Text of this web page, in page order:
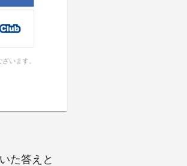
います。
た答えと